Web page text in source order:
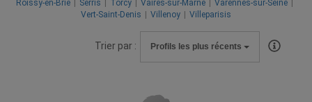
Roissy-en-Brie
Serris Torcy Vaires-sur-Marne
Varennes-sur-Seine
Vert-Saint-Denis
Villenoy Villeparisis
Trier par : Profils les plus récents